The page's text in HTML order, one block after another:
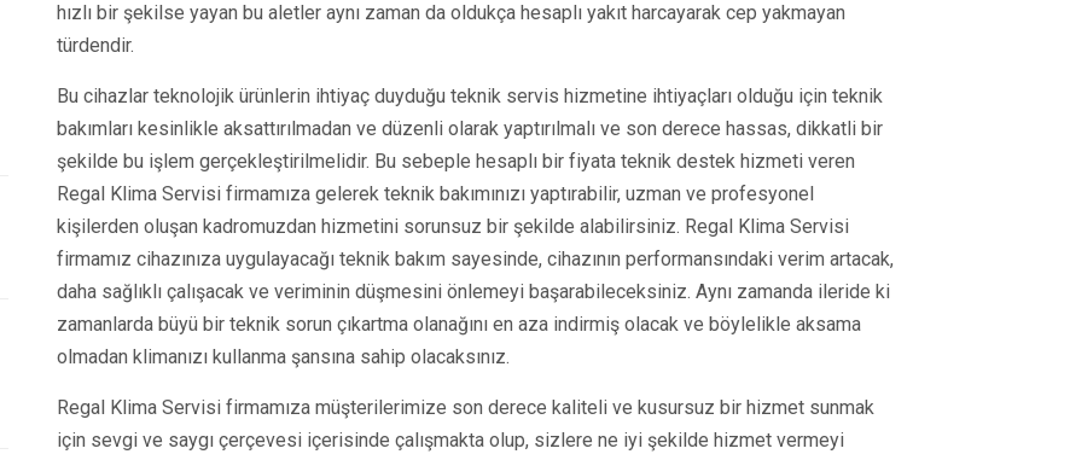
hızlı bir şekilse yayan bu aletler aynı zaman da oldukça hesaplı yakıt harcayarak cep yakmayan
türdendir.
Bu cihazlar teknolojik ürünlerin ihtiyaç duyduğu teknik servis hizmetine ihtiyaçları olduğu için teknik
bakımları kesinlikle aksattırılmadan ve düzenli olarak yaptırılmalı ve son derece hassas, dikkatli bir
şekilde bu işlem gerçekleştirilmelidir. Bu sebeple hesaplı bir fiyata teknik destek hizmeti veren
Regal Klima Servisi firmamıza gelerek teknik bakımınızı yaptırabilir, uzman ve profesyonel
kişilerden oluşan kadromuzdan hizmetini sorunsuz bir şekilde alabilirsiniz. Regal Klima Servisi
firmamız cihazınıza uygulayacağı teknik bakım sayesinde, cihazının performansındaki verim artacak,
daha sağlıklı çalışacak ve veriminin düşmesini önlemeyi başarabileceksiniz. Aynı zamanda ileride ki
zamanlarda büyü bir teknik sorun çıkartma olanağını en aza indirmiş olacak ve böylelikle aksama
olmadan klimanızı kullanma şansına sahip olacaksınız.
Regal Klima Servisi firmamıza müşterilerimize son derece kaliteli ve kusursuz bir hizmet sunmak
için sevgi ve saygı çerçevesi içerisinde çalışmakta olup, sizlere ne iyi şekilde hizmet vermeyi